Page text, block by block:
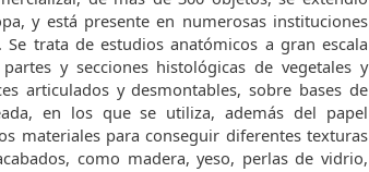
y está presente en numerosas instituciones
Se trata de estudios anatómicos a gran escala
y secciones histológicas de vegetales y
articulados y desmontables, sobre bases de
en los que se utiliza, además del papel
materiales para conseguir diferentes texturas
como madera, yeso, perlas de vidrio,